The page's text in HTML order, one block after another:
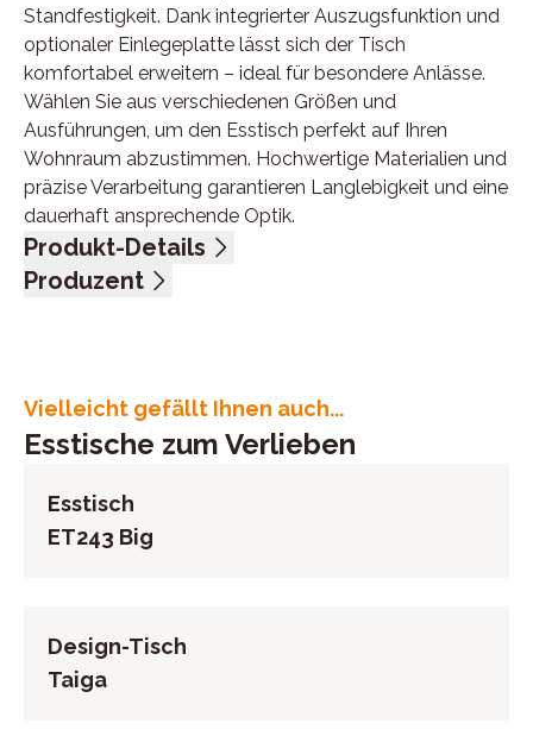
Standfestigkeit. Dank integrierter Auszugsfunktion und
optionaler Einlegeplatte lässt sich der Tisch
komfortabel erweitern – ideal für besondere Anlässe.
Wählen Sie aus verschiedenen Größen und
Ausführungen, um den Esstisch perfekt auf Ihren
Wohnraum abzustimmen. Hochwertige Materialien und
präzise Verarbeitung garantieren Langlebigkeit und eine
dauerhaft ansprechende Optik.
Produkt-Details
Platte Wildeiche bianco massiv, gerade Kante, Stärke
Produzent
UID (Umsatzsteuer-Identifikationsnummer): DK
Vielleicht gefällt Ihnen auch...
Esstische zum Verlieben
Esstisch
ET243 Big
Design-Tisch
Taiga